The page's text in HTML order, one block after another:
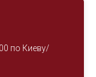
по Киеву/